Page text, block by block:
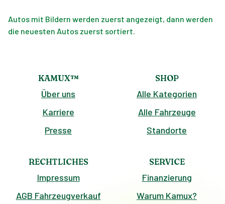
Autos mit Bildern werden zuerst angezeigt, dann werden
die neuesten Autos zuerst sortiert.
KAMUX™
Über uns
Karriere
Presse
SHOP
Alle Kategorien
Alle Fahrzeuge
Standorte
RECHTLICHES
Impressum
AGB Fahrzeugverkauf
SERVICE
Finanzierung
Warum Kamux?